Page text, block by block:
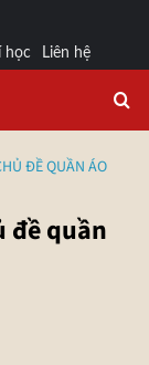
học Liên hệ
ĐỀ QUẦN ÁO
đề quần